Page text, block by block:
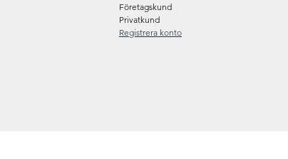
Företagskund
Privatkund
Registrera konto